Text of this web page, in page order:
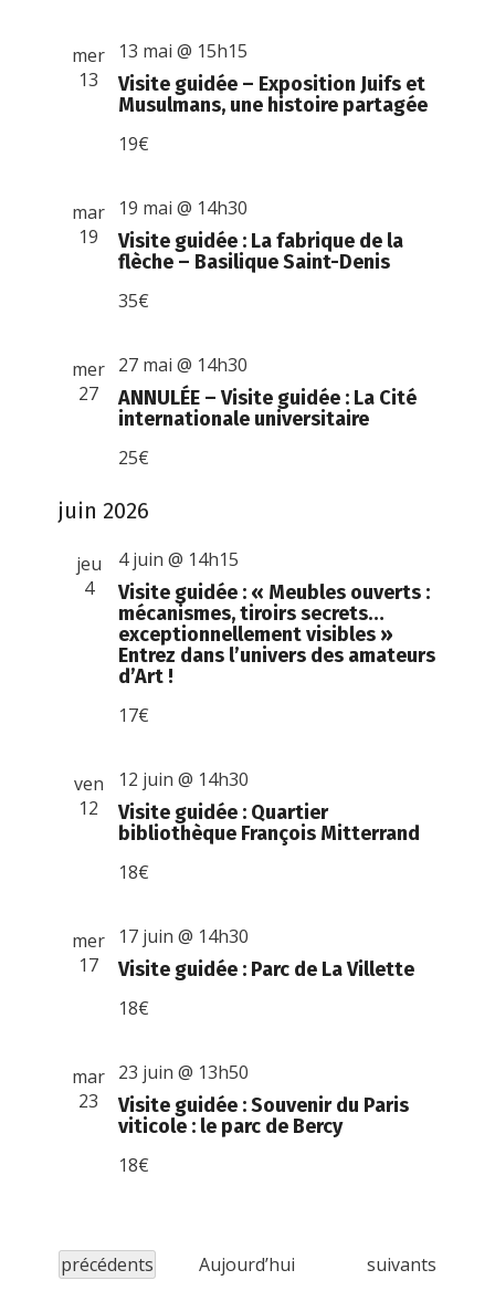
mer
13
Visite guidée – Exposition Juifs et
Musulmans, une histoire partagée
13 mai @ 15h15
19€
mar
19
Visite guidée : La fabrique de la
flèche – Basilique Saint-Denis
19 mai @ 14h30
35€
mer
27
ANNULÉE – Visite guidée : La Cité
internationale universitaire
27 mai @ 14h30
25€
juin 2026
jeu
4
Visite guidée : « Meubles ouverts :
mécanismes, tiroirs secrets…
exceptionnellement visibles »
Entrez dans l’univers des amateurs
d’Art !
4 juin @ 14h15
17€
ven
12
Visite guidée : Quartier
bibliothèque François Mitterrand
12 juin @ 14h30
18€
mer
17
Visite guidée : Parc de La Villette
17 juin @ 14h30
18€
mar
23
Visite guidée : Souvenir du Paris
viticole : le parc de Bercy
23 juin @ 13h50
18€
Évènements
précédents Aujourd’hui
É
suivants